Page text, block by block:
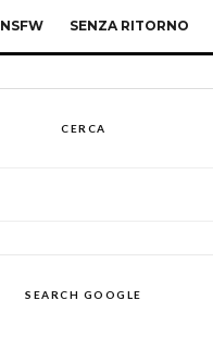
NSFW SENZA RITORNO
CERCA
SEARCH GOOGLE